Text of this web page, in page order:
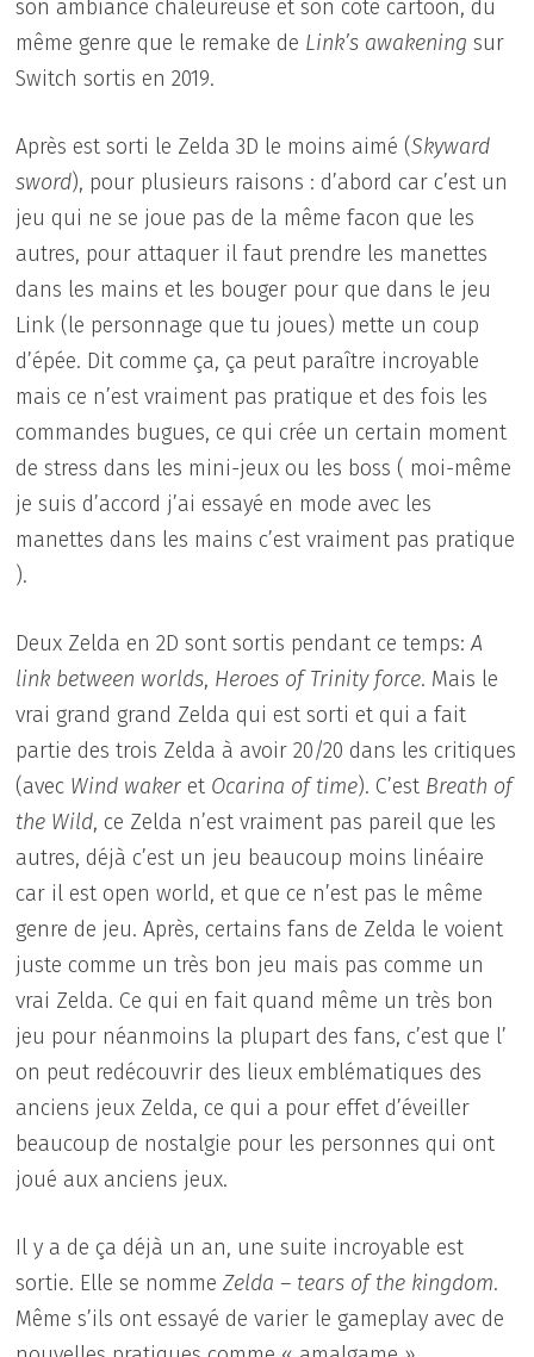
son ambiance chaleureuse et son coté cartoon, du
même genre que le remake de Link’s awakening sur
Switch sortis en 2019.
Après est sorti le Zelda 3D le moins aimé (Skyward
sword), pour plusieurs raisons : d’abord car c’est un
jeu qui ne se joue pas de la même facon que les
autres, pour attaquer il faut prendre les manettes
dans les mains et les bouger pour que dans le jeu
Link (le personnage que tu joues) mette un coup
d’épée. Dit comme ça, ça peut paraître incroyable
mais ce n’est vraiment pas pratique et des fois les
commandes bugues, ce qui crée un certain moment
de stress dans les mini-jeux ou les boss ( moi-même
je suis d’accord j’ai essayé en mode avec les
manettes dans les mains c’est vraiment pas pratique
).
Deux Zelda en 2D sont sortis pendant ce temps:A
link between worlds, Heroes of Trinity force. Mais le
vrai grand grand Zelda qui est sorti et qui a fait
partie des trois Zelda à avoir 20/20 dans les critiques
(avec Wind waker et Ocarina of time). C’est Breath of
the Wild, ce Zelda n’est vraiment pas pareil que les
autres, déjà c’est un jeu beaucoup moins linéaire
car il est open world, et que ce n’est pas le même
genre de jeu. Après, certains fans de Zelda le voient
juste comme un très bon jeu mais pas comme un
vrai Zelda. Ce qui en fait quand même un très bon
jeu pour néanmoins la plupart des fans, c’est que l’
on peut redécouvrir des lieux emblématiques des
anciens jeux Zelda, ce qui a pour effet d’éveiller
beaucoup de nostalgie pour les personnes qui ont
joué aux anciens jeux.
Il y a de ça déjà un an, une suite incroyable est
sortie. Elle se nommeZelda – tears of the kingdom.
Même s’ils ont essayé de varier le gameplay avec de